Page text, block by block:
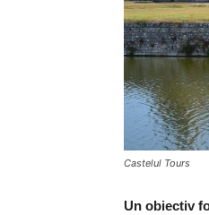
Castelul Tours
Un obiectiv